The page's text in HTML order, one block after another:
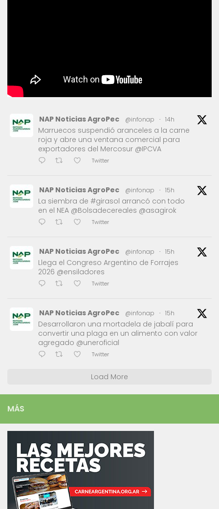
NAP Noticias AgroPec @infonap · 14h
Marruecos suspendió aranceles a la carne
roja y abre una ventana comercial para
exportadores del Mercosur @IPCVA
Twitter
NAP Noticias AgroPec @infonap · 15h
La siembra de #girasol arrancó con todo
en el NEA @Bolsadecereales @asagirok
Twitter
NAP Noticias AgroPec @infonap · 15h
Llega el Congreso Argentino de Forrajes
2026 @ensiladores
Twitter
NAP Noticias AgroPec @infonap · 15h
Desarrollaron una mortadela de jabalí para
convertir una plaga en un alimento con valor
agregado @uneroficial
Twitter
Load More
MÁS